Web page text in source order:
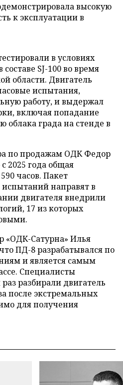
высокую
к эксплуатации в
в условиях
SJ-100 во время
области. Двигатель
испытания,
работу, и выдержал
включая попадание
града на стенде в
по продажам ОДК Федор
2025 года общая
часов. Пакет
направят в
двигателя внедрили
17 из которых
«ОДК-Сатурна» Илья
ПД-8 разрабатывался по
и является самым
Специалисты
разбирали двигатель
после экстремальных
для получения